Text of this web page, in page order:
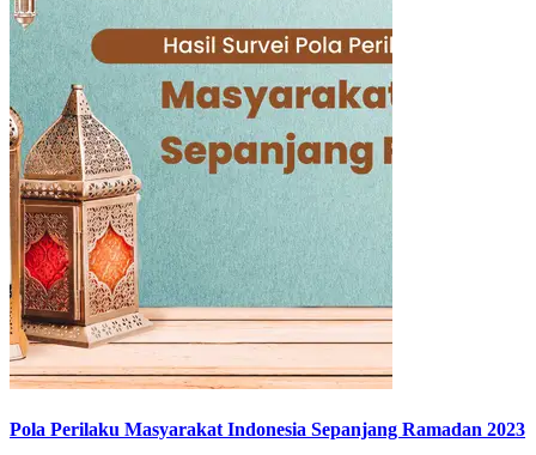
Pola Perilaku Masyarakat Indonesia Sepanjang Ramadan 2023